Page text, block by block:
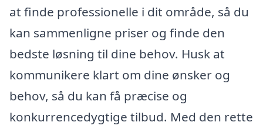
at finde professionelle i dit område, så du
kan sammenligne priser og finde den
bedste løsning til dine behov. Husk at
kommunikere klart om dine ønsker og
behov, så du kan få præcise og
konkurrencedygtige tilbud. Med den rette